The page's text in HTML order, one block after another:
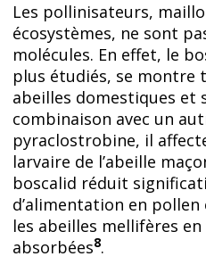
Les pollinisateurs,
écosystèmes, ne sont
molécules. En effet, le
plus étudiés, se montre
abeilles domestiques et
combinaison avec un
pyraclostrobine, il
larvaire de l’abeille
boscalid réduit
d’alimentation en
les abeilles mellifères
absorbées8.